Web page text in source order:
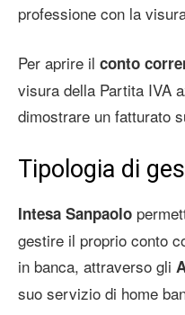
professione con la
Per aprire il conto
visura della Partita IVA
dimostrare un fatturato
Tipologia di
Intesa Sanpaolo
gestire il proprio conto
in banca, attraverso gli
suo servizio di home